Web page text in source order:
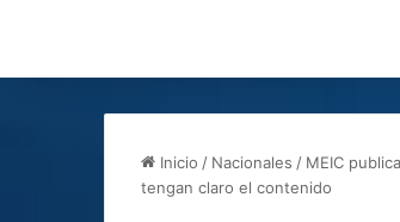
Inicio / Nacionales / MEIC
tengan claro el contenido